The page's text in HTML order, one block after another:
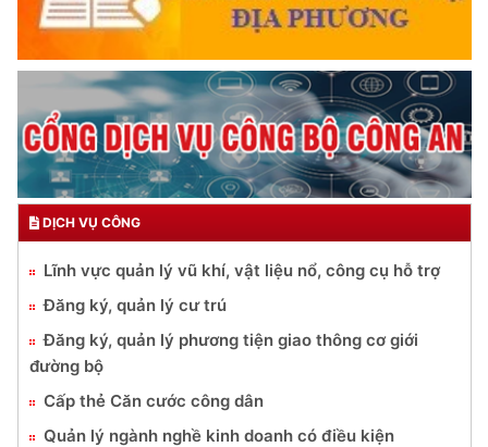
DỊCH VỤ CÔNG
Lĩnh vực quản lý vũ khí, vật liệu nổ, công cụ hỗ trợ
Đăng ký, quản lý cư trú
Đăng ký, quản lý phương tiện giao thông cơ giới
đường bộ
Cấp thẻ Căn cước công dân
Quản lý ngành nghề kinh doanh có điều kiện